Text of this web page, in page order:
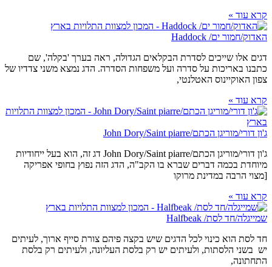
קרא עוד »
האדוק/חמור ים/ Haddock
דגים אלו שייכים לסדרת הבקלאים הגדולה, ראה בערך 'בקלה', שם
כתבנו באריכות על סדרה ועל משפחות הסדרה. הדג נמצא משני צדדיו של
צפון האוקיינוס האטלנטי,
קרא עוד »
ג'ון דורי/מוריגן הכתם/John Dory/Saint piarre
ג'ון דורי/מוריגן הכתם/John Dory/Saint piarre דג זה, הוא בעל ייחודיות
מיוחדת בכמה דברים שברא בו הקב"ה, הדג הזה נפוץ בחופי אפריקה
[מצוי הרבה במדינת מרוקו
קרא עוד »
שמייגלה/חד לסת/ Halfbeak
חד לסת הוא כינוי לכל הדגים שיש בקצה פיהם צורת סייף ארוך, לעיתים
יש בשני הלסתות, ולעיתים יש רק בלסת העליונה, ולעיתים רק בלסת
התחתונה,